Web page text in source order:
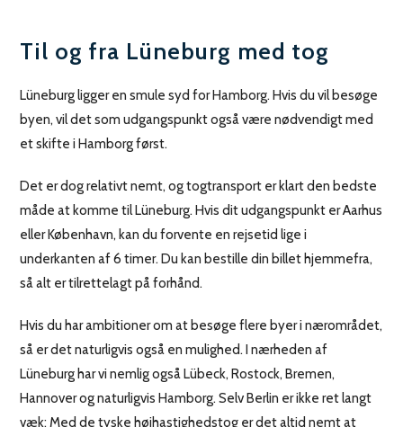
Til og fra Lüneburg med tog
Lüneburg ligger en smule syd for Hamborg. Hvis du vil besøge
byen, vil det som udgangspunkt også være nødvendigt med
et skifte i Hamborg først.
Det er dog relativt nemt, og togtransport er klart den bedste
måde at komme til Lüneburg. Hvis dit udgangspunkt er Aarhus
eller København, kan du forvente en rejsetid lige i
underkanten af 6 timer. Du kan bestille din billet hjemmefra,
så alt er tilrettelagt på forhånd.
Hvis du har ambitioner om at besøge flere byer i nærområdet,
så er det naturligvis også en mulighed. I nærheden af
Lüneburg har vi nemlig også Lübeck, Rostock, Bremen,
Hannover og naturligvis Hamborg. Selv Berlin er ikke ret langt
væk: Med de tyske højhastighedstog er det altid nemt at